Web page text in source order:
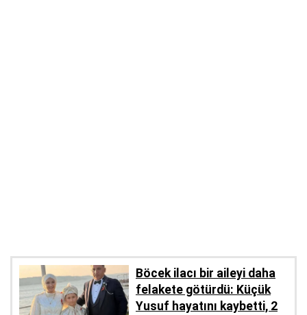
Böcek ilacı bir aileyi daha
felakete götürdü: Küçük
Yusuf hayatını kaybetti, 2